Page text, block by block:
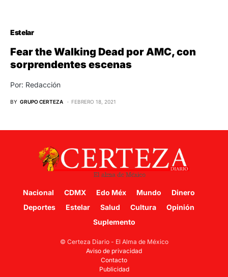
Estelar
Fear the Walking Dead por AMC, con
sorprendentes escenas
Por: Redacción
BY GRUPO CERTEZA FEBRERO 18, 2021
Nacional CDMX Edo Méx Mundo
Dinero
Deportes
Estelar Salud Cultura
Opinión
Suplemento
© Certeza Diario - El Alma de México
Aviso de privacidad
Contacto
Publicidad